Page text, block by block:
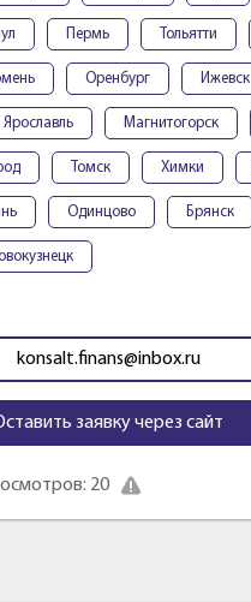
Пермь Тольятти
Оренбург Ижевск
Ярославль Магнитогорск
Томск Химки
Одинцово Брянск
konsalt.finans@inbox.ru
заявку через сайт
20